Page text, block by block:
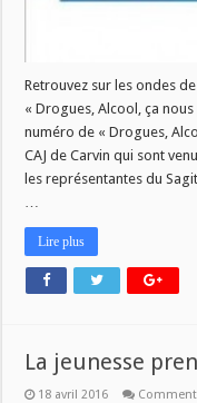
Retrouvez sur les ondes
« Drogues, Alcool, ça
numéro de « Drogues,
CAJ de Carvin qui sont
les représentantes du
…
Lire plus
La jeunesse
18 avril 2016